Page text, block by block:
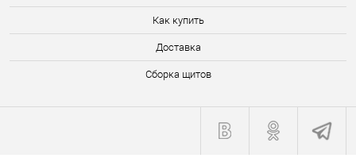
Как купить
Доставка
Сборка щитов